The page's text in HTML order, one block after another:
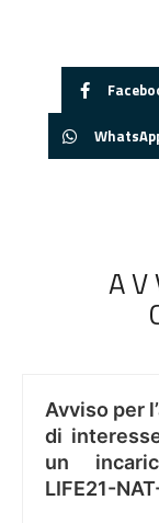
Avviso per
di
un
LIFE21-